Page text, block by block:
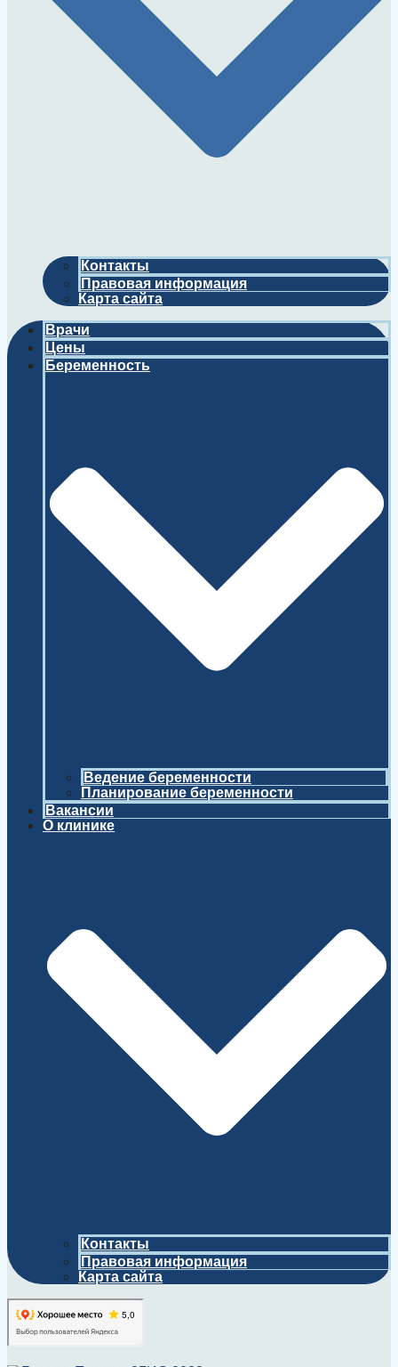
Контакты
Правовая информация
Карта сайта
Врачи
Цены
Беременность
Ведение беременности
Планирование беременности
Вакансии
О клинике
Контакты
Правовая информация
Карта сайта